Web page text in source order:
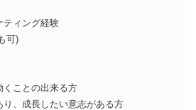
ティング経験
可)
くことの出来る方
り、成長したい意志がある方